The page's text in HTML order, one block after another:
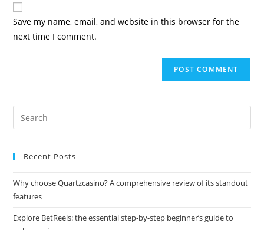
Save my name, email, and website in this browser for the
next time I comment.
Recent Posts
Why choose Quartzcasino? A comprehensive review of its standout
features
Explore BetReels: the essential step-by-step beginner’s guide to